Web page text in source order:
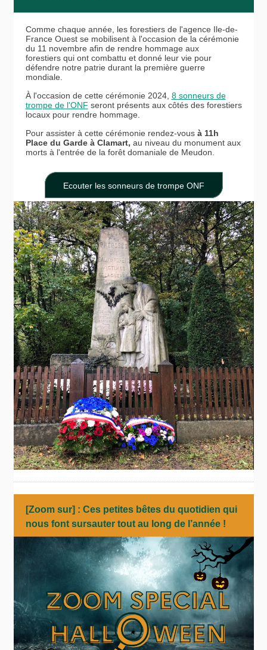
Comme chaque année, les forestiers de l'agence Ile-de-
France Ouest se mobilisent à l'occasion de la cérémonie
du 11 novembre afin de rendre hommage aux
forestiers qui ont combattu et donné leur vie pour
défendre notre patrie durant la première guerre
mondiale.
À l'occasion de cette cérémonie 2024, 8 sonneurs de
trompe de l'ONF seront présents aux côtés des forestiers
locaux pour rendre hommage.
Pour assister à cette cérémonie rendez-vous à 11h
Place du Garde à Clamart, au niveau du monument aux
mortsà l'entrée de la forêt domaniale de Meudon.
Ecouter les sonneurs de trompe ONF
[Zoom sur] : Ces petites bêtes du quotidien qui
nous font sursauter tout au long de l’année !